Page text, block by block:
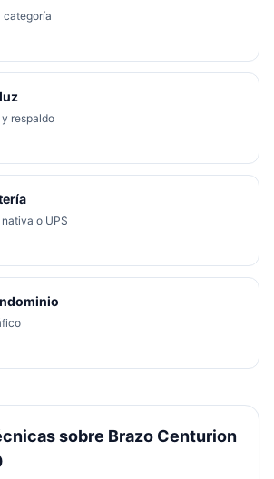
categoría
respaldo
o UPS
sobre Brazo Centurion